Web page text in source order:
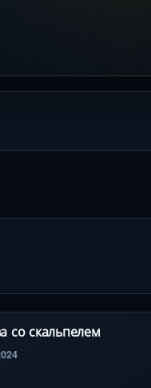
со скальпелем